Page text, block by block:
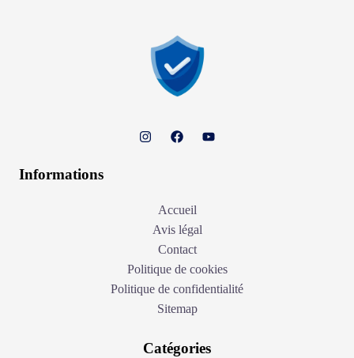
Informations
Accueil
Avis légal
Contact
Politique de cookies
Politique de confidentialité
Sitemap
Catégories